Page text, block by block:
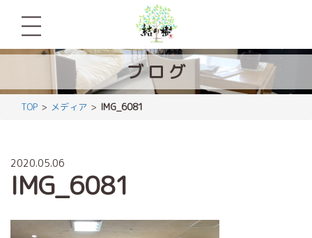
ブロ グ
TOP メディア IMG_6081
2020.05.06
IMG_6081